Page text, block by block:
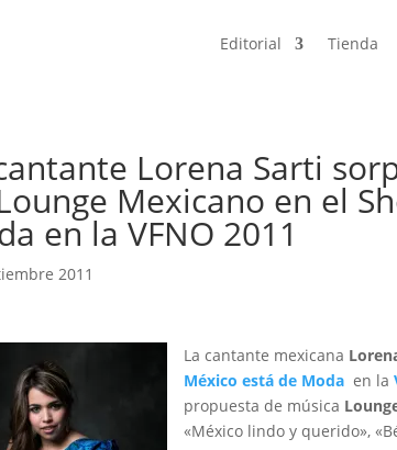
Editorial Tienda
Lorena Sarti
Mexicano en el
en la VFNO 2011
2011
La cantante mexicana
México está de Moda en la
propuesta de música
«México lindo y querido»,